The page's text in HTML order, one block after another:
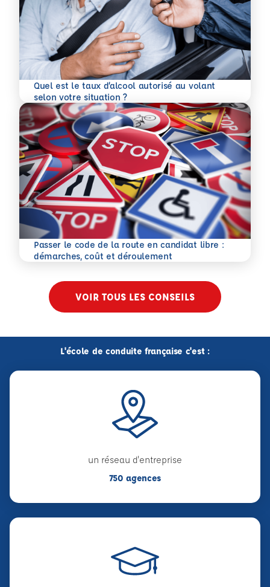
Quel est le taux d’alcool autorisé au volant
selon votre situation ?
En savoir plus
Passer le code de la route en candidat libre :
démarches, coût et déroulement
En savoir plus
VOIR TOUS LES CONSEILS
L'école de conduite française c'est :
un réseau d'entreprise
750 agences